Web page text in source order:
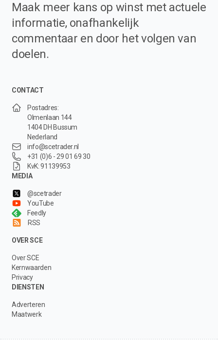
Maak meer kans op winst met actuele
informatie, onafhankelijk
commentaar en door het volgen van
doelen.
CONTACT
Postadres:
Olmenlaan 144
1404 DH Bussum
Nederland
info@scetrader.nl
+31 (0)6 - 29 01 69 30
KvK: 91139953
MEDIA
@scetrader
YouTube
Feedly
RSS
OVER SCE
Over SCE
Kernwaarden
Privacy
DIENSTEN
Adverteren
Maatwerk